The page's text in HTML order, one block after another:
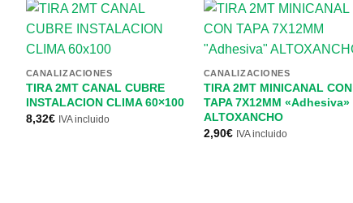
CANALIZACIONES
TIRA 2MT CANAL CUBRE
INSTALACION CLIMA 60×100
8,32€ IVA incluido
CANALIZACIONES
TIRA 2MT MINICANAL CON
TAPA 7X12MM «Adhesiva»
ALTOXANCHO
2,90€ IVA incluido